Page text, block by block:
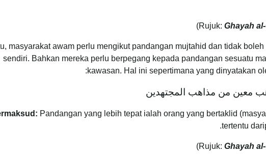
Ghayah
masyarakat awam perlu mengikut pandangan mujtahid dan tidak
sendiri. Bahkan mereka perlu berpegang kepada pandangan sesuatu
kawasan. Hal ini sepertimana yang dinyatakan
معين من مذاهب المجتهدين
Pandangan yang lebih tepat ialah orang yang bertaklid
tertentu
Ghayah